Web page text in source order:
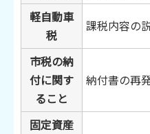
軽自動車
税
課税内容の
市税の納
付に関す
ること
納付書の再
固定資産